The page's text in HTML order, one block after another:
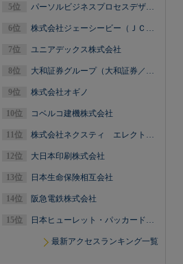
パーソルビジネスプロセスデザイン株式会社
株式会社ジェーシービー（ＪＣＢ）
ユニアデックス株式会社
大和証券グループ（大和証券／大和アセットマネジメント／大和総研）
株式会社オギノ
コベルコ建機株式会社
株式会社ネクスティ エレクトロニクス
大日本印刷株式会社
日本生命保険相互会社
阪急電鉄株式会社
日本ヒューレット・パッカード合同会社
最新アクセスランキング一覧